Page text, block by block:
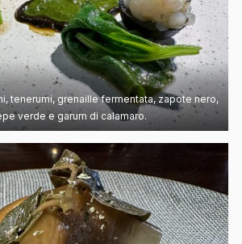
tenerumi, grenaille fermentata, zapote nero,
verde e garum di calamaro.